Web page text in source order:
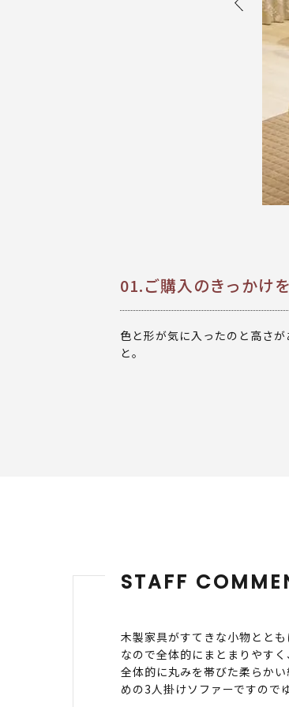
01.ご購入のきっかけ
色と形が気に入ったのと高さ
と。
STAFF
木製家具がすてきな小物とと
なので全体的にまとまりやす
全体的に丸みを帯びた柔らか
めの3人掛けソファーですので